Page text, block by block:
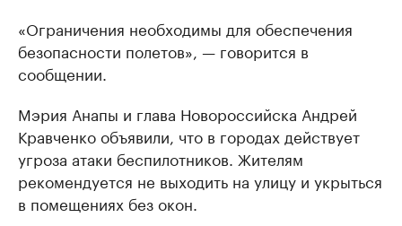
«Ограничения необходимы для обеспечения
безопасности полетов», — говорится в
сообщении.
Мэрия Анапы и глава Новороссийска Андрей
Кравченко объявили, что в городах действует
угроза атаки беспилотников. Жителям
рекомендуется не выходить на улицу и укрыться
в помещениях без окон.